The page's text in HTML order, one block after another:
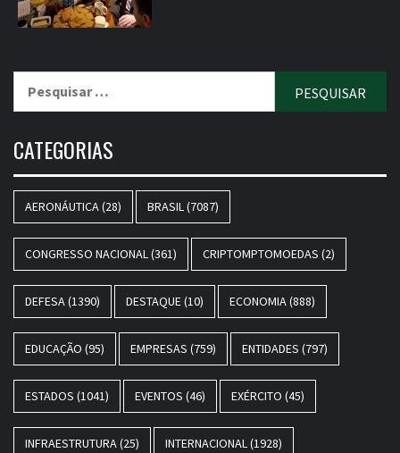
CATEGORIAS
AERONÁUTICA(28) BRASIL(7087)
CONGRESSO NACIONAL(361) CRIPTOMPTOMOEDAS (2)
DEFESA(1390) DESTAQUE(10) ECONOMIA(888)
EDUCAÇÃO (95) EMPRESAS (759) ENTIDADES (797)
ESTADOS (1041) EVENTOS (46) EXÉRCITO (45)
INFRAESTRUTURA(25) INTERNACIONAL(1928)